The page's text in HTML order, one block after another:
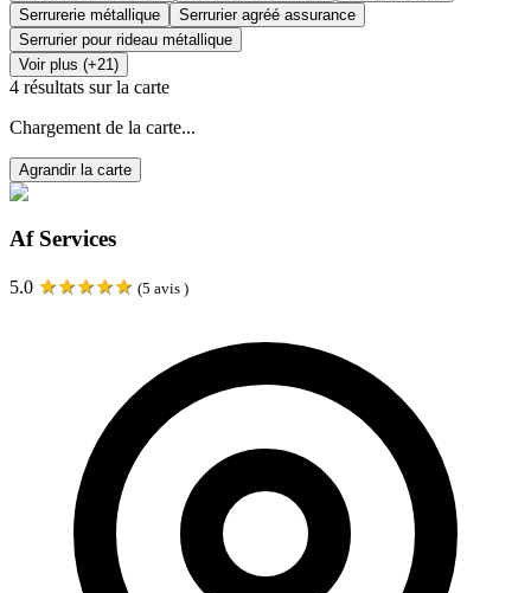
Serrurerie métallique
Serrurier agréé assurance
Serrurier pour rideau métallique
Voir plus (+21)
4 résultats sur la carte
Chargement de la carte...
Agrandir la carte
Af Services
5.0 ★★★★★ (5 avis )